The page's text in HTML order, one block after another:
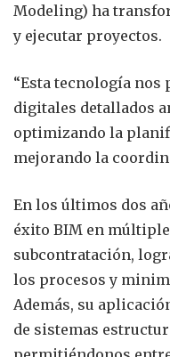
Modeling) ha
y ejecutar proyectos.
“Esta tecnología
digitales detallados
optimizando la
mejorando la
En los últimos dos
éxito BIM en
subcontratación,
los procesos y
Además, su
de sistemas